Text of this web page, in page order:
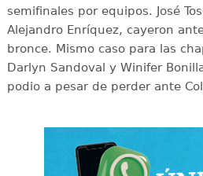
semifinales por equipos. José
Alejandro Enríquez, cayeron
bronce. Mismo caso para las
Darlyn Sandoval y Winifer
podio a pesar de perder ante